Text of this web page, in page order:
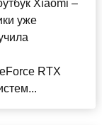
Xiaomi –
уже
RTX